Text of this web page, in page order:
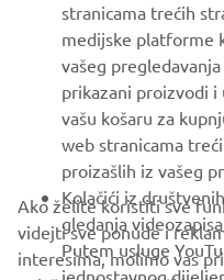
SUPPORT
BILTEN
Budite prvi koji će saznati o
događajima, novim
stranicama trećih
medijske platforme
vašeg
prikazani proizvodi i
vašu košaru za
web stranicama
proizašlih iz vašeg
Kolačići iz
gledanja
Putem usluge
jednostavnog
Ako želite koristiti sve
videjti sve ponude i
interesima, molimo vas